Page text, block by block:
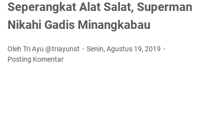
Seperangkat Alat Salat, Superman
Nikahi Gadis Minangkabau
Oleh Tri Ayu @triayunst
Senin, Agustus 19, 2019
Posting Komentar